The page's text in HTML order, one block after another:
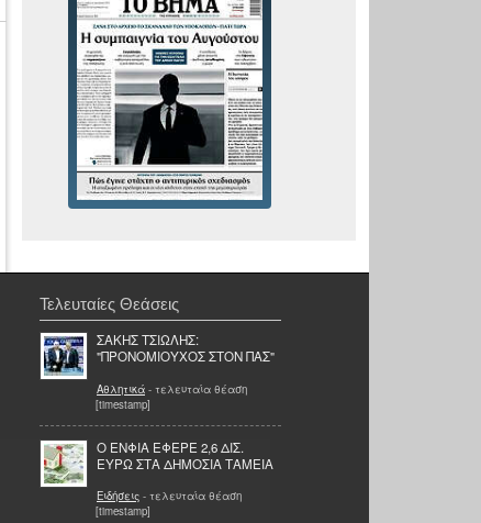
Τελευταίες Θεάσεις
ΣΑΚΗΣ ΤΣΙΩΛΗΣ:
"ΠΡΟΝΟΜΙΟΥΧΟΣ ΣΤΟΝ ΠΑΣ"
Αθλητικά - τελευταία θέαση
[timestamp]
Ο ΕΝΦΙΑ ΕΦΕΡΕ 2,6 ΔΙΣ.
ΕΥΡΩ ΣΤΑ ΔΗΜΟΣΙΑ ΤΑΜΕΙΑ
Ειδήσεις - τελευταία θέαση
[timestamp]